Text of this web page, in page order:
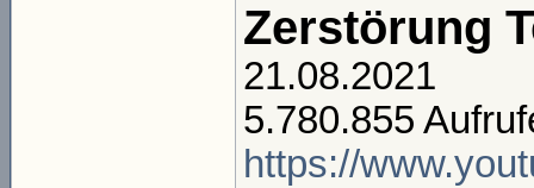
Zerstörung
21.08.2021
5.780.855
https://